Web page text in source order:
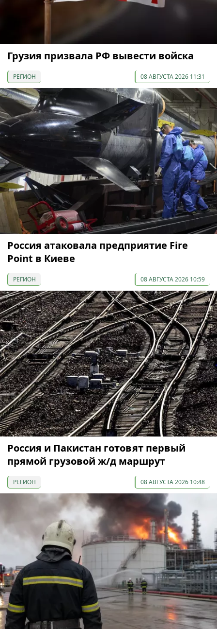
Грузия призвала РФ вывести войска
РЕГИОН 08 АВГУСТА 2026 11:31
Россия атаковала предприятие Fire
Point в Киеве
РЕГИОН 08 АВГУСТА 2026 10:59
Россия и Пакистан готовят первый
прямой грузовой ж/д маршрут
РЕГИОН 08 АВГУСТА 2026 10:48